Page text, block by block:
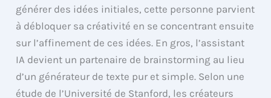
générer des idées initiales, cette personne parvient
à débloquer sa créativité en se concentrant ensuite
sur l’affinement de ces idées. En gros, l’assistant
IA devient un partenaire de brainstorming au lieu
d’un générateur de texte pur et simple. Selon une
étude de l’Université de Stanford, les créateurs